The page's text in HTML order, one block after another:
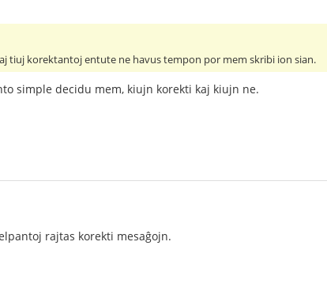
tiuj korektantoj entute ne havus tempon por mem skribi ion sian.
simple decidu mem, kiujn korekti kaj kiujn ne.
rajtas korekti mesaĝojn.